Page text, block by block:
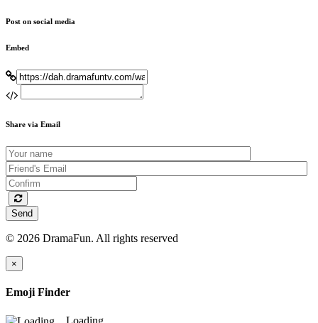
Post on social media
Embed
Share via Email
Send
© 2026 DramaFun. All rights reserved
×
Emoji Finder
Loading...